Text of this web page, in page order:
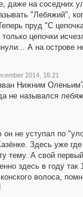
даже на соседних
"Лебяжий",
пруд "С
цепочки
А на острове
2014, 16:21
Нижним
не назывался
не уступал по
Здесь уже где
тему. А свой
здесь в году так
волоса,